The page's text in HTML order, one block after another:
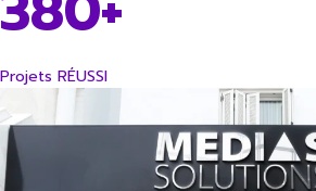
Projets RÉUSSI